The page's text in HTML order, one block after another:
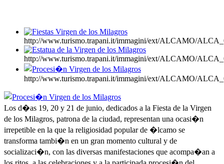
http://www.turismo.trapani.it/immagini/ext/ALCAMO/
http://www.turismo.trapani.it/immagini/ext/ALCAMO/
http://www.turismo.trapani.it/immagini/ext/ALCAMO/
Los d�as 19, 20 y 21 de junio, dedicados a la Fiesta de la Virgen
de los Milagros, patrona de la ciudad, representan una ocasi�n
irrepetible en la que la religiosidad popular de �lcamo se
transforma tambi�n en un gran momento cultural y de
socializaci�n, con las diversas manifestaciones que acompa�an a